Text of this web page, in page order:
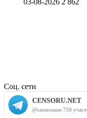
03-08-2026 2 862
Соц. сети